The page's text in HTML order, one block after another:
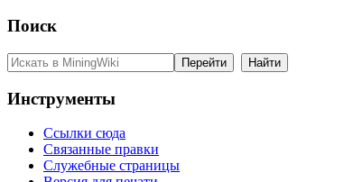
Поиск
Инструменты
Ссылки сюда
Связанные правки
Служебные страницы